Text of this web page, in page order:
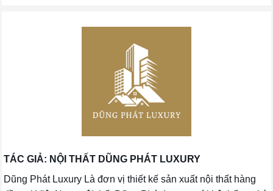
TÁC GIẢ: NỘI THẤT DŨNG PHÁT LUXURY
Dũng Phát Luxury Là đơn vị thiết kế sản xuất nội thất hàng